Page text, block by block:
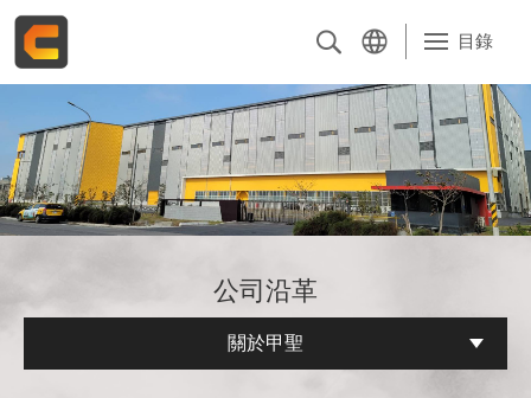
目錄
關於甲聖
產品介紹
品質管理
整體解決方案
公司沿革
關於甲聖